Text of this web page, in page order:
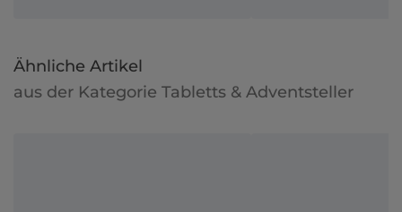
Ähnliche Artikel
aus der Kategorie Tabletts & Adventsteller